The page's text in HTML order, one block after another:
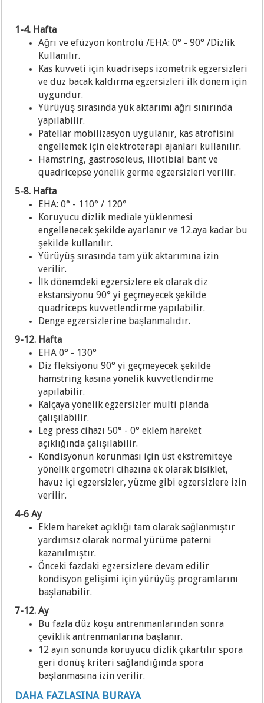
1-4. Hafta
Ağrı ve efüzyon kontrolü /EHA: 0° - 90° /Dizlik
Kullanılır.
Kas kuvveti için kuadriseps izometrik egzersizleri
ve düz bacak kaldırma egzersizleri ilk dönem için
uygundur.
Yürüyüş sırasında yük aktarımı ağrı sınırında
yapılabilir.
Patellar mobilizasyon uygulanır, kas atrofisini
engellemek için elektroterapi ajanları kullanılır.
Hamstring, gastrosoleus, iliotibial bant ve
quadricepse yönelik germe egzersizleri verilir.
5-8. Hafta
EHA: 0° - 110° / 120°
Koruyucu dizlik mediale yüklenmesi
engellenecek şekilde ayarlanır ve 12.aya kadar bu
şekilde kullanılır.
Yürüyüş sırasında tam yük aktarımına izin
verilir.
İlk dönemdeki egzersizlere ek olarak diz
ekstansiyonu 90° yi geçmeyecek şekilde
quadriceps kuvvetlendirme yapılabilir.
Denge egzersizlerine başlanmalıdır.
9-12. Hafta
EHA 0° - 130°
Diz fleksiyonu 90° yi geçmeyecek şekilde
hamstring kasına yönelik kuvvetlendirme
yapılabilir.
Kalçaya yönelik egzersizler multi planda
çalışılabilir.
Leg press cihazı 50° - 0° eklem hareket
açıklığında çalışılabilir.
Kondisyonun korunması için üst ekstremiteye
yönelik ergometri cihazına ek olarak bisiklet,
havuz içi egzersizler, yüzme gibi egzersizlere izin
verilir.
4-6 Ay
Eklem hareket açıklığı tam olarak sağlanmıştır
yardımsız olarak normal yürüme paterni
kazanılmıştır.
Önceki fazdaki egzersizlere devam edilir
kondisyon gelişimi için yürüyüş programlarını
başlanabilir.
7-12. Ay
Bu fazla düz koşu antrenmanlarından sonra
çeviklik antrenmanlarına başlanır.
12 ayın sonunda koruyucu dizlik çıkartılır spora
geri dönüş kriteri sağlandığında spora
başlanmasına izin verilir.
DAHA FAZLASINA BURAYA